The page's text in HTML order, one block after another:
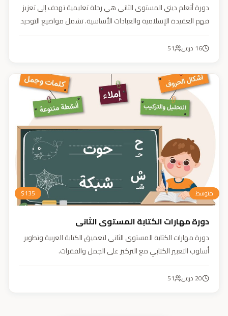
دورة أتعلم ديني المستوى الثاني هي رحلة تعليمية تهدف إلى تعزيز
فهم العقيدة الإسلامية والعبادات الأساسية. تشمل مواضيع التوحيد
وتربية أبنائنا تربية إيمانية وأخلاقية وعلمية ونفسية واجتماعية.
16 درس 51
متوسط $135
دورة مهارات الكتابة المستوى الثاني
دورة مهارات الكتابة المستوى الثاني لتعميق الكتابة العربية وتطوير
أسلوب التعبير الكتابي مع التركيز على الجمل والفقرات.
20 درس 51